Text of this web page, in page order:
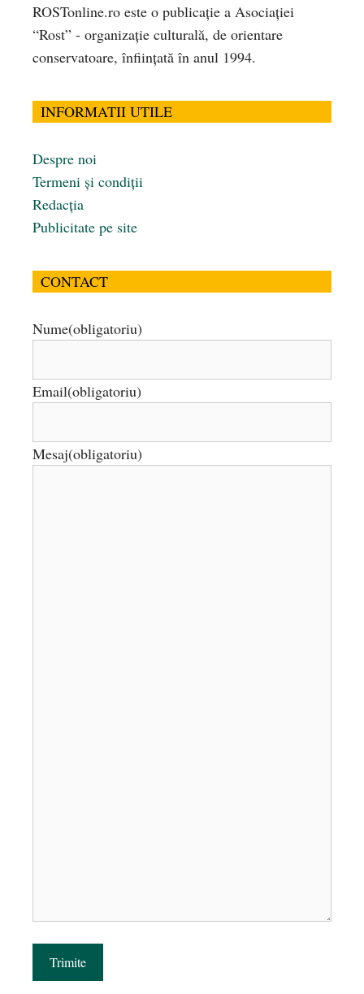
ROSTonline.ro este o publicaţie a Asociaţiei
“Rost” - organizaţie culturală, de orientare
conservatoare, înfiinţată în anul 1994.
INFORMATII UTILE
Despre noi
Termeni și condiții
Redacția
Publicitate pe site
CONTACT
Nume(obligatoriu)
Email(obligatoriu)
Mesaj(obligatoriu)
Trimite